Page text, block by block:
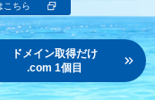
ン
録
こちら
ドメイン取得だけ
.com 1個目